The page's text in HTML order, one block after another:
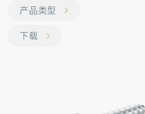
产品类型
下载